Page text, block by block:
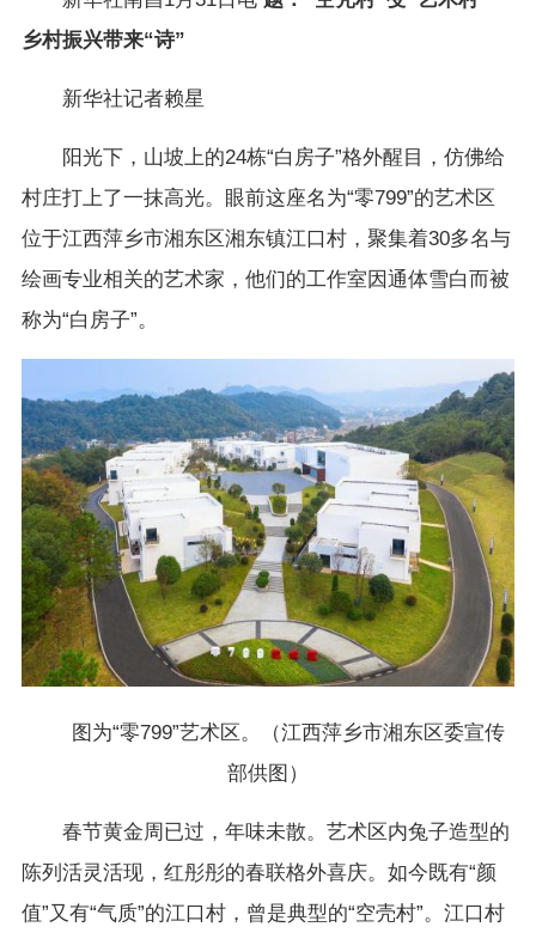
乡村振兴带来“诗”
新华社记者赖星
阳光下，山坡上的24栋“白房子”格外醒目，仿佛给
村庄打上了一抹高光。眼前这座名为“零799”的艺术区
位于江西萍乡市湘东区湘东镇江口村，聚集着30多名与
绘画专业相关的艺术家，他们的工作室因通体雪白而被
称为“白房子”。
图为“零799”艺术区。（江西萍乡市湘东区委宣传
部供图）
春节黄金周已过，年味未散。艺术区内兔子造型的
陈列活灵活现，红彤彤的春联格外喜庆。如今既有“颜
值”又有“气质”的江口村，曾是典型的“空壳村”。江口村